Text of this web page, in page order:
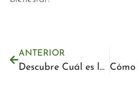
ANTERIOR
Descubre Cuál es la Mejor Limpieza Facial para Tu Piel